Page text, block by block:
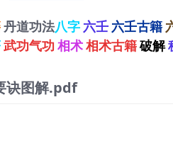
丹道功法八字 六壬 六壬古籍
武功气功 相术相术古籍破解
诀图解.pdf